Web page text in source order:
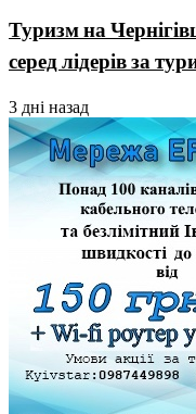
Туризм на
серед лідерів за
3 дні назад